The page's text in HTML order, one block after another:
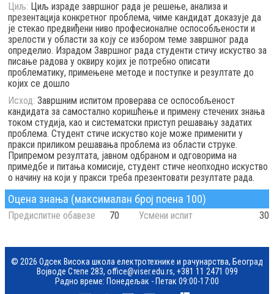
Циљ: Циљ израде завршног рада је решење, анализа и
презентација конкретног проблема, чиме кандидат доказује да
је стекао предвиђени ниво професионалне оспособљености и
зрелости у области за коју се избором теме завршног рада
определио. Израдом Завршног рада студенти стичу искуство за
писање радова у оквиру којих је потребно описати
проблематику, примењене методе и поступке и резултате до
којих се дошло
Исход: Завршним испитом проверава се оспособљеност
кандидата за самостално коришћење и примену стечених знања
током студија, као и систематски приступ решавању задатих
проблема. Студент стиче искуство које може применити у
пракси приликом решавања проблема из области струке.
Припремом резултата, јавном одбраном и одговорима на
примедбе и питања комисије, студент стиче неопходно искуство
о начину на који у пракси треба презентовати резултате рада.
Оцена знања (максималан број поена 100)
Предиспитне обавезе 70 Усмени испит 30
© 2026 Одсек Висока школа електротехнике и рачунарства, Београд
Војводе Степе 283, office@viser.edu.rs, +381 11 2471 099
Радно време: Понедељак - Петак 09:00-17:00